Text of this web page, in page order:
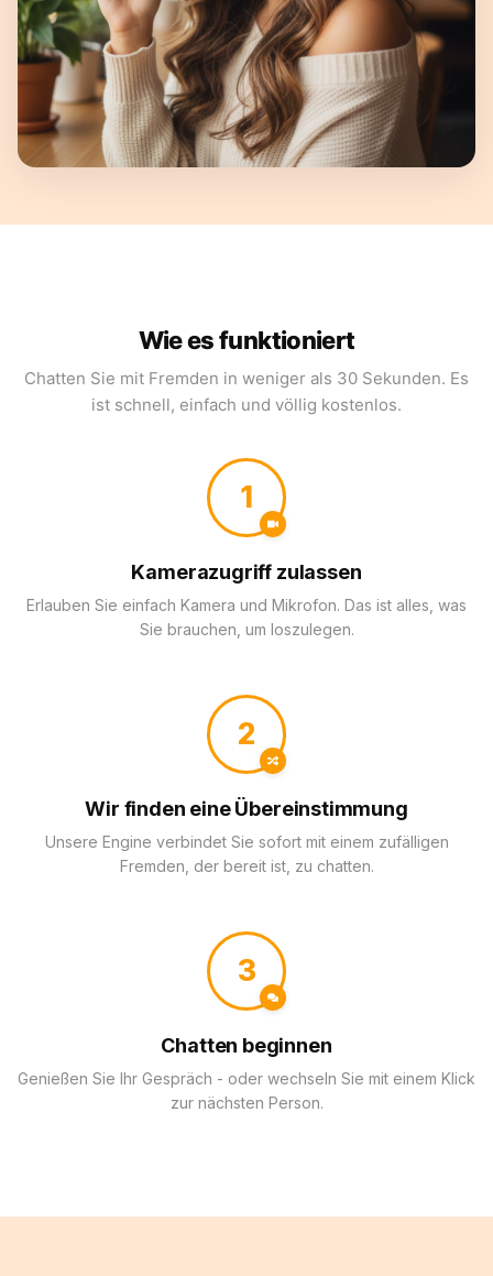
Wie es funktioniert
Chatten Sie mit Fremden in weniger als 30 Sekunden. Es
ist schnell, einfach und völlig kostenlos.
1
Kamerazugriff zulassen
Erlauben Sie einfach Kamera und Mikrofon. Das ist alles, was
Sie brauchen, um loszulegen.
2
Wir finden eine Übereinstimmung
Unsere Engine verbindet Sie sofort mit einem zufälligen
Fremden, der bereit ist, zu chatten.
3
Chatten beginnen
Genießen Sie Ihr Gespräch - oder wechseln Sie mit einem Klick
zur nächsten Person.